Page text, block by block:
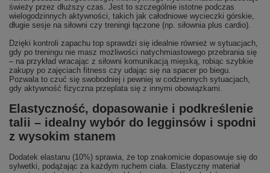
świeży przez dłuższy czas. Jest to szczególnie istotne podczas
wielogodzinnych aktywności, takich jak całodniowe wycieczki górskie,
długie sesje na siłowni czy treningi łączone (np. siłownia plus cardio).
Dzięki kontroli zapachu top sprawdzi się idealnie również w sytuacjach,
gdy po treningu nie masz możliwości natychmiastowego przebrania się
– na przykład wracając z siłowni komunikacją miejską, robiąc szybkie
zakupy po zajęciach fitness czy udając się na spacer po biegu.
Pozwala to czuć się swobodniej i pewniej w codziennych sytuacjach,
gdy aktywność fizyczna przeplata się z innymi obowiązkami.
Elastyczność, dopasowanie i podkreślenie
talii – idealny wybór do legginsów i spodni
z wysokim stanem
Dodatek elastanu (10%) sprawia, że top znakomicie dopasowuje się do
sylwetki, podążając za każdym ruchem ciała. Elastyczny materiał